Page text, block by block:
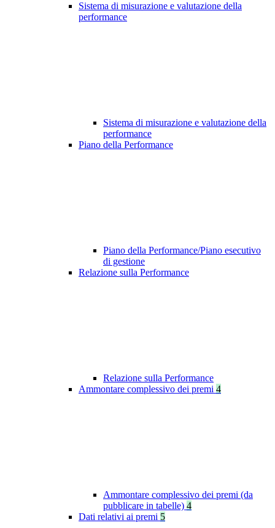
Sistema di misurazione e valutazione della
performance
Sistema di misurazione e valutazione della
performance
Piano della Performance
Piano della Performance/Piano esecutivo
di gestione
Relazione sulla Performance
Relazione sulla Performance
Ammontare complessivo dei premi 4
Ammontare complessivo dei premi (da
pubblicare in tabelle) 4
Dati relativi ai premi 5